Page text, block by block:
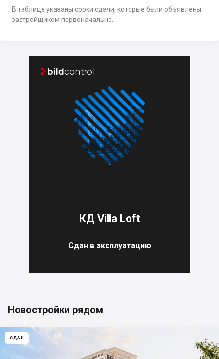
В таблице указаны сроки сдачи, которые были объявлены
застройщиком первоначально.
 
КД Villa Loft
Сдан в эксплуатацию
Новостройки рядом
СДАН